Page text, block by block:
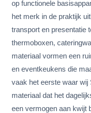
op functionele
het merk in de praktijk
transport en presentatie
thermoboxen,
materiaal vormen een
en eventkeukens die
vaak het eerste waar wij
materiaal dat het
een vermogen aan kwijt